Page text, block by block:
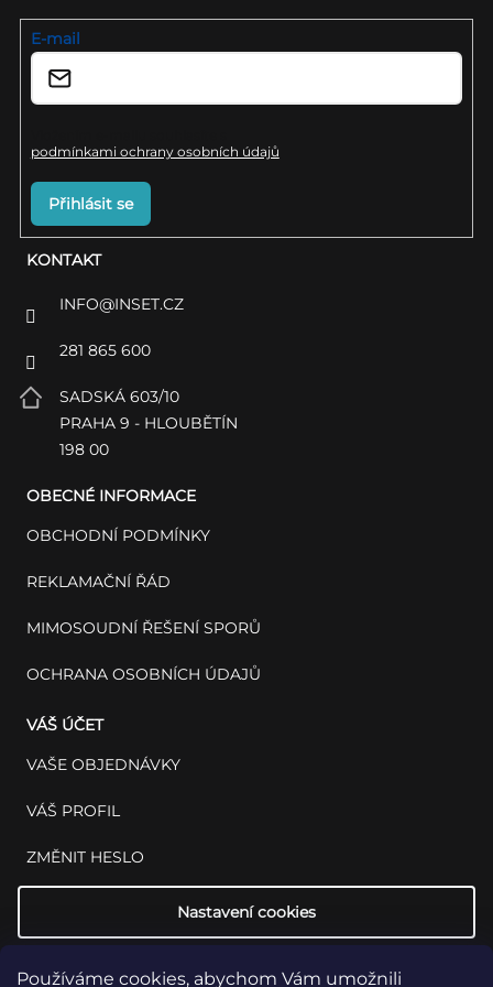
Používáme cookies, abychom Vám umožnili
KONTAKT
INFO@INSET.CZ
281 865 600
SADSKÁ 603/10
PRAHA 9 - HLOUBĚTÍN
198 00
OBECNÉ INFORMACE
OBCHODNÍ PODMÍNKY
REKLAMAČNÍ ŘÁD
MIMOSOUDNÍ ŘEŠENÍ SPORŮ
OCHRANA OSOBNÍCH ÚDAJŮ
VÁŠ ÚČET
VAŠE OBJEDNÁVKY
VÁŠ PROFIL
ZMĚNIT HESLO
Nastavení cookies
E-mail
podmínkami ochrany osobních údajů
Přihlásit se